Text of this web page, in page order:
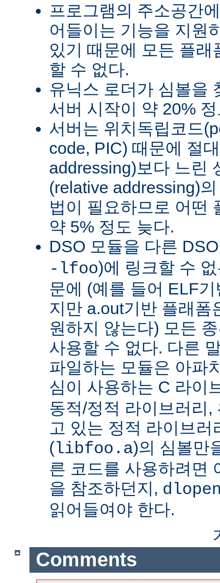
프로그램의 주소공간
어들이는 기능을 지원
있기 때문에 모든 플
할 수 없다.
유닉스 로더가 심볼을
서버 시작이 약 20%
서버는 위치독립코드
code, PIC) 때문에 절
addressing)보다 느린
(relative addressing)
법이 필요하므로 어떤
약 5% 정도 늦다.
DSO 모듈을 다른
-lfoo)에 링크할 수
문에 (예를 들어 ELF
지만 a.out기반 플래폼
원하지 않는다) 모든
사용할 수 없다. 다른
파일하는 모듈은 아파
심이 사용하는 C 라이
동적/정적 라이브러리,
고 있는 정적 라이브러
(libfoo.a)의 심볼만
른 코드를 사용하려면
을 참조하던지,
읽어들여야 한다.
Comments